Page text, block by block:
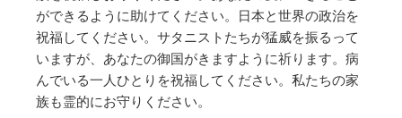
ができるように助けてください。日本と世界の政治を
祝福してください。サタニストたちが猛威を振るって
いますが、あなたの御国がきますように祈ります。病
んでいる一人ひとりを祝福してください。私たちの家
族も霊的にお守りください。